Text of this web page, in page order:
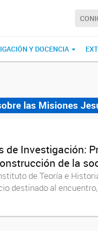
Y DOCENCIA
las Misiones
de Investigación:
de la
de Teoría e
destinado al